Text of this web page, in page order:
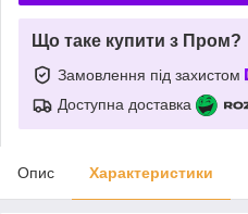
Що таке купити з Пром?
Замовлення під захистом
Доступна доставка
Опис Характеристики